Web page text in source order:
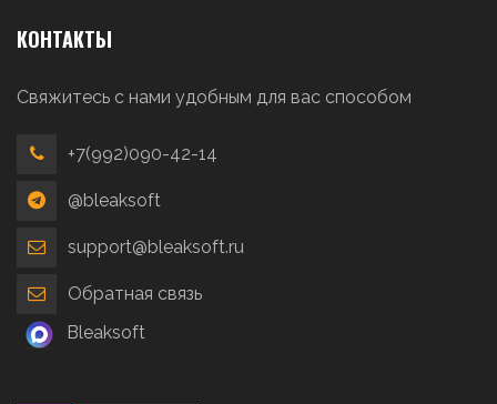
КОНТАКТЫ
Свяжитесь с нами удобным для вас способом
+7(992)090-42-14
@bleaksoft
support@bleaksoft.ru
Обратная связь
Bleaksoft